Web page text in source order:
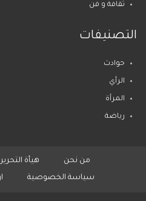
ثقافة و فن
التصنيفات
حوادث
الرأي
المرأة
رياضة
من نحن هيأة التحرير
سياسة الخصوصية